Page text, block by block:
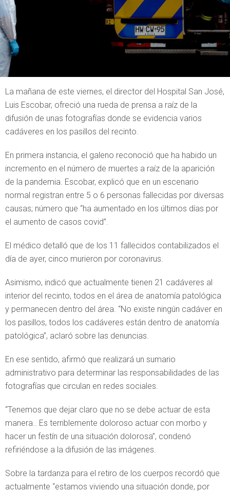
La mañana de este viernes, el director del Hospital San José,
Luis Escobar, ofreció una rueda de prensa a raíz de la
difusión de unas fotografías donde se evidencia varios
cadáveres en los pasillos del recinto.
En primera instancia, el galeno reconoció que ha habido un
incremento en el número de muertes a raíz de la aparición
de la pandemia. Escobar, explicó que en un escenario
normal registran entre 5 o 6 personas fallecidas por diversas
causas; número que “ha aumentado en los últimos días por
el aumento de casos covid”.
El médico detalló que de los 11 fallecidos contabilizados el
día de ayer, cinco murieron por coronavirus.
Asimismo, indicó que actualmente tienen 21 cadáveres al
interior del recinto, todos en el área de anatomía patológica
y permanecen dentro del área. “No existe ningún cadáver en
los pasillos, todos los cadáveres están dentro de anatomía
patológica”, aclaró sobre las denuncias.
En ese sentido, afirmó que realizará un sumario
administrativo para determinar las responsabilidades de las
fotografías que circulan en redes sociales.
“Tenemos que dejar claro que no se debe actuar de esta
manera.. Es terriblemente doloroso actuar con morbo y
hacer un festín de una situación dolorosa”, condenó
refiriéndose a la difusión de las imágenes.
Sobre la tardanza para el retiro de los cuerpos recordó que
actualmente “estamos viviendo una situación donde, por